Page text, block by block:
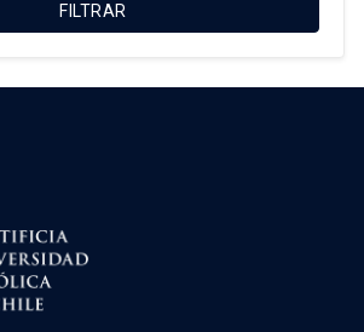
FILTRAR